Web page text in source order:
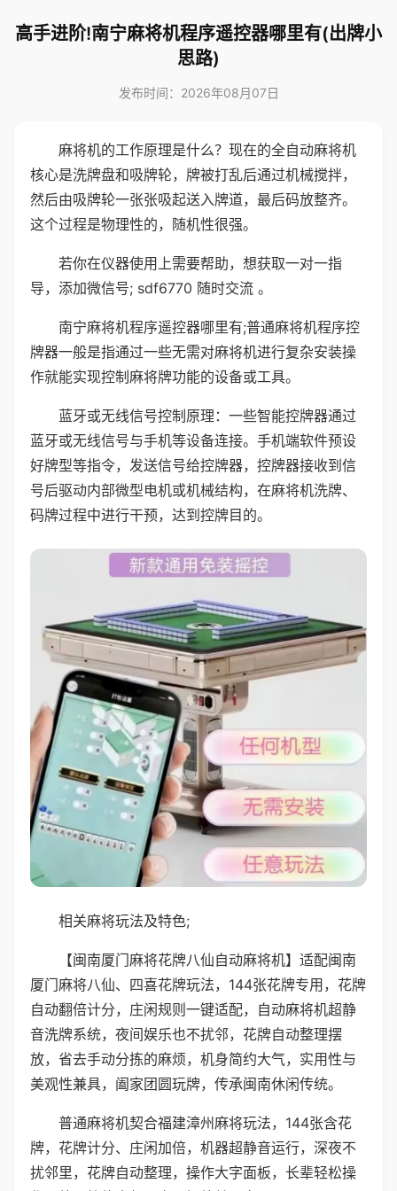
高手进阶!南宁麻将机程序遥控器哪里有(出牌小
思路)
发布时间：2026年08月07日
麻将机的工作原理是什么？现在的全自动麻将机
核心是洗牌盘和吸牌轮，牌被打乱后通过机械搅拌，
然后由吸牌轮一张张吸起送入牌道，最后码放整齐。
这个过程是物理性的，随机性很强。
若你在仪器使用上需要帮助，想获取一对一指
导，添加微信号; sdf6770 随时交流 。
南宁麻将机程序遥控器哪里有;普通麻将机程序控
牌器一般是指通过一些无需对麻将机进行复杂安装操
作就能实现控制麻将牌功能的设备或工具。
蓝牙或无线信号控制原理：一些智能控牌器通过
蓝牙或无线信号与手机等设备连接。手机端软件预设
好牌型等指令，发送信号给控牌器，控牌器接收到信
号后驱动内部微型电机或机械结构，在麻将机洗牌、
码牌过程中进行干预，达到控牌目的。
相关麻将玩法及特色;
【闽南厦门麻将花牌八仙自动麻将机】适配闽南
厦门麻将八仙、四喜花牌玩法，144张花牌专用，花牌
自动翻倍计分，庄闲规则一键适配，自动麻将机超静
音洗牌系统，夜间娱乐也不扰邻，花牌自动整理摆
放，省去手动分拣的麻烦，机身简约大气，实用性与
美观性兼具，阖家团圆玩牌，传承闽南休闲传统。
普通麻将机契合福建漳州麻将玩法，144张含花
牌，花牌计分、庄闲加倍，机器超静音运行，深夜不
扰邻里，花牌自动整理，操作大字面板，长辈轻松操